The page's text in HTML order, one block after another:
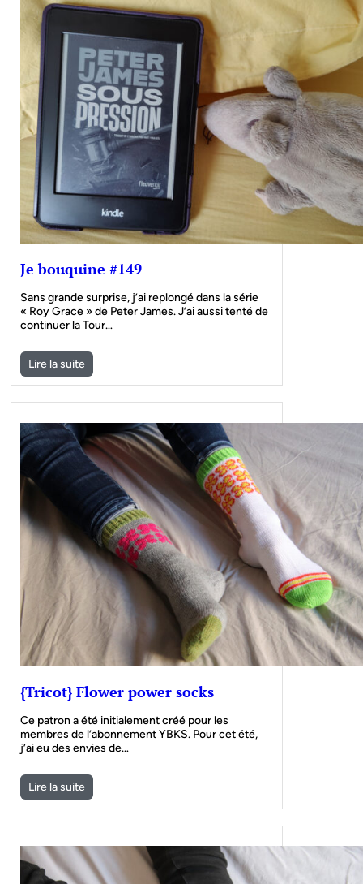
Je bouquine #149
Sans grande surprise, j’ai replongé dans la série
« Roy Grace » de Peter James. J’ai aussi tenté de
continuer la Tour…
Lire la suite
{Tricot} Flower power socks
Ce patron a été initialement créé pour les
membres de l’abonnement YBKS. Pour cet été,
j’ai eu des envies de…
Lire la suite